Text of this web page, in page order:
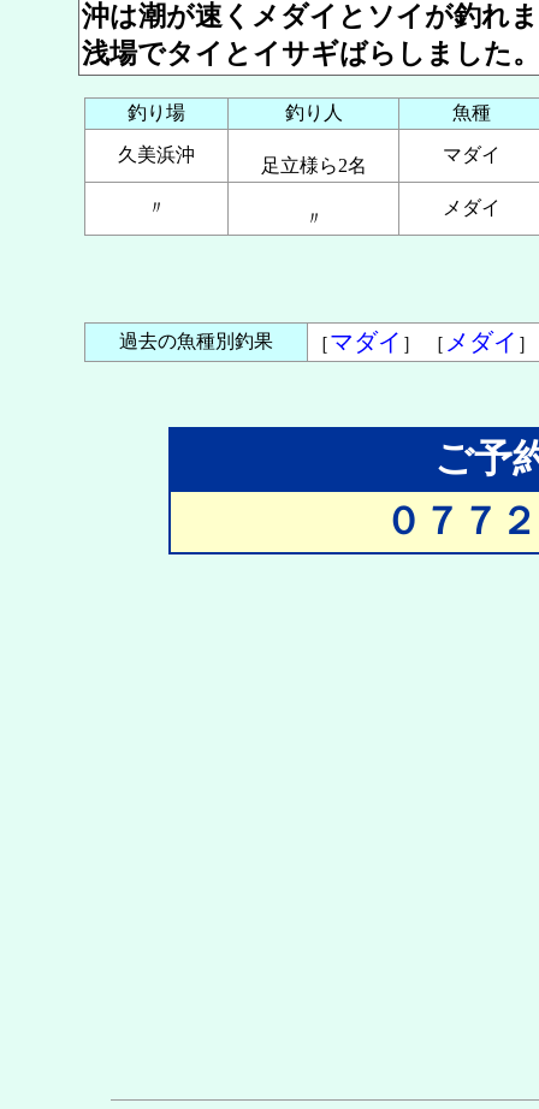
沖は潮が速くメダイとソイが釣れ
浅場でタイとイサギばらしました。
釣り場 釣り人 魚種
久美浜沖
足立様ら2名
マダイ
〃
〃
メダイ
過去の魚種別釣果 ［マダイ ］ ［ メダイ
ご予
０７７